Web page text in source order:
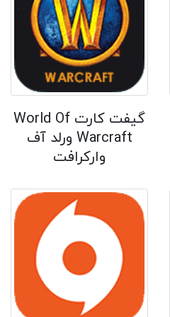
گیفت کارت World Of
Warcraft ورلد آف
وارکرافت